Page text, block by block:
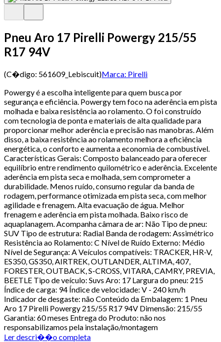
Pneu Aro 17 Pirelli Powergy 215/55
R17 94V
(C�digo: 561609_Lebiscuit)Marca: Pirelli
Powergy é a escolha inteligente para quem busca por
segurança e eficiência. Powergy tem foco na aderência em pista
molhada e baixa resistência ao rolamento. O foi construído
com tecnologia de ponta e materiais de alta qualidade para
proporcionar melhor aderência e precisão nas manobras. Além
disso, a baixa resistência ao rolamento melhora a eficiência
energética, o conforto e aumenta a economia de combustível.
Características Gerais: Composto balanceado para oferecer
equilíbrio entre rendimento quilométrico e aderência. Excelente
aderência em pista seca e molhada, sem comprometer a
durabilidade. Menos ruído, consumo regular da banda de
rodagem, performance otimizada em pista seca, com melhor
agilidade e frenagem. Alta evacuação de água. Melhor
frenagem e aderência em pista molhada. Baixo risco de
aquaplanagem. Acompanha câmara de ar: Não Tipo de pneu:
SUV Tipo de estrutura: Radial Banda de rodagem: Assimétrico
Resistência ao Rolamento: C Nível de Ruído Externo: Médio
Nível de Segurança: A Veículos compatíveis: TRACKER, HR-V,
ES350, GS350, AIRTREK, OUTLANDER, ALTIMA, 407,
FORESTER, OUTBACK, S-CROSS, VITARA, CAMRY, PREVIA,
BEETLE Tipo de veículo: Suvs Aro: 17 Largura do pneu: 215
Índice de carga: 94 Índice de velocidade: V - 240 km/h
Indicador de desgaste: não Conteúdo da Embalagem: 1 Pneu
Aro 17 Pirelli Powergy 215/55 R17 94V Dimensão: 215/55
Garantia: 60 meses Entrega do Produto: não nos
responsabilizamos pela instalação/montagem
Ler descri��o completa